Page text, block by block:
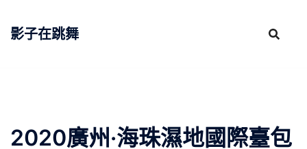
影子在跳舞
2020廣州·海珠濕地國際臺包